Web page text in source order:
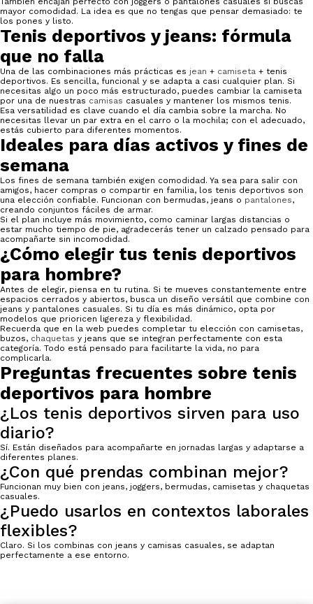
mayor comodidad. La idea es que no tengas que pensar demasiado: te
los pones y listo.
Tenis deportivos y jeans: fórmula
que no falla
Una de las combinaciones más prácticas es jean + camiseta + tenis
deportivos. Es sencilla, funcional y se adapta a casi cualquier plan. Si
necesitas algo un poco más estructurado, puedes cambiar la camiseta
por una de nuestras camisas casuales y mantener los mismos tenis.
Esa versatilidad es clave cuando el día cambia sobre la marcha. No
necesitas llevar un par extra en el carro o la mochila; con el adecuado,
estás cubierto para diferentes momentos.
Ideales para días activos y fines de
semana
Los fines de semana también exigen comodidad. Ya sea para salir con
amigos, hacer compras o compartir en familia, los tenis deportivos son
una elección confiable. Funcionan con bermudas, jeans o pantalones,
creando conjuntos fáciles de armar.
Si el plan incluye más movimiento, como caminar largas distancias o
estar mucho tiempo de pie, agradecerás tener un calzado pensado para
acompañarte sin incomodidad.
¿Cómo elegir tus tenis deportivos
para hombre?
Antes de elegir, piensa en tu rutina. Si te mueves constantemente entre
espacios cerrados y abiertos, busca un diseño versátil que combine con
jeans y pantalones casuales. Si tu día es más dinámico, opta por
modelos que prioricen ligereza y flexibilidad.
Recuerda que en la web puedes completar tu elección con camisetas,
buzos, chaquetas y jeans que se integran perfectamente con esta
categoría. Todo está pensado para facilitarte la vida, no para
complicarla.
Preguntas frecuentes sobre tenis
deportivos para hombre
¿Los tenis deportivos sirven para uso
diario?
Sí. Están diseñados para acompañarte en jornadas largas y adaptarse a
diferentes planes.
¿Con qué prendas combinan mejor?
Funcionan muy bien con jeans, joggers, bermudas, camisetas y chaquetas
casuales.
¿Puedo usarlos en contextos laborales
flexibles?
Claro. Si los combinas con jeans y camisas casuales, se adaptan
perfectamente a ese entorno.